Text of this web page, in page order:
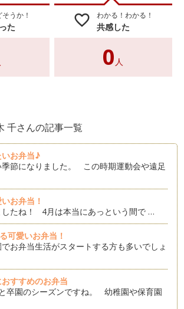
うか！
た favorite_border わかる！わかる！
共感した
0 人
千さんの記事一覧
お弁当♪
節になりました。 この時期運動会や遠足
お弁当！
したね！ 4月は本当にあっという間で …
可愛いお弁当！
お弁当生活がスタートする方も多いでしょ
すすめのお弁当
卒園のシーズンですね。 幼稚園や保育園